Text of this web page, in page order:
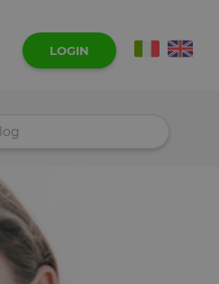
LOGIN